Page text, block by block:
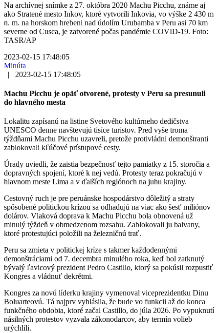
Na archívnej snímke z 27. októbra 2020 Machu Picchu, známe aj
ako Stratené mesto Inkov, ktoré vytvorili Inkovia, vo výške 2 430 m
n. m. na horskom hrebeni nad údolím Urubamba v Peru asi 70 km
severne od Cusca, je zatvorené počas pandémie COVID-19. Foto:
TASR/AP
2023-02-15 17:48:05
Minúta
|
2023-02-15 17:48:05
Machu Picchu je opäť otvorené, protesty v Peru sa presunuli
do hlavného mesta
Lokalitu zapísanú na listine Svetového kultúrneho dedičstva
UNESCO denne navštevujú tisíce turistov. Pred vyše troma
týždňami Machu Picchu uzavreli, pretože protivládni demonštranti
zablokovali kľúčové prístupové cesty.
Úrady uviedli, že zaistia bezpečnosť tejto pamiatky z 15. storočia a
dopravných spojení, ktoré k nej vedú. Protesty teraz pokračujú v
hlavnom meste Lima a v ďalších regiónoch na juhu krajiny.
Cestovný ruch je pre peruánske hospodárstvo dôležitý a straty
spôsobené politickou krízou sa odhadujú na viac ako šesť miliónov
dolárov. Vlaková doprava k Machu Picchu bola obnovená už
minulý týždeň v obmedzenom rozsahu. Zablokovali ju balvany,
ktoré protestujúci položili na železničnú trať.
Peru sa zmieta v politickej kríze s takmer každodennými
demonštráciami od 7. decembra minulého roka, keď bol zatknutý
bývalý ľavicový prezident Pedro Castillo, ktorý sa pokúsil rozpustiť
Kongres a vládnuť dekrétmi.
Kongres za novú líderku krajiny vymenoval viceprezidentku Dinu
Boluarteovú. Tá najprv vyhlásila, že bude vo funkcii až do konca
funkčného obdobia, ktoré začal Castillo, do júla 2026. Po vypuknutí
násilných protestov vyzvala zákonodarcov, aby termín volieb
urýchlili.